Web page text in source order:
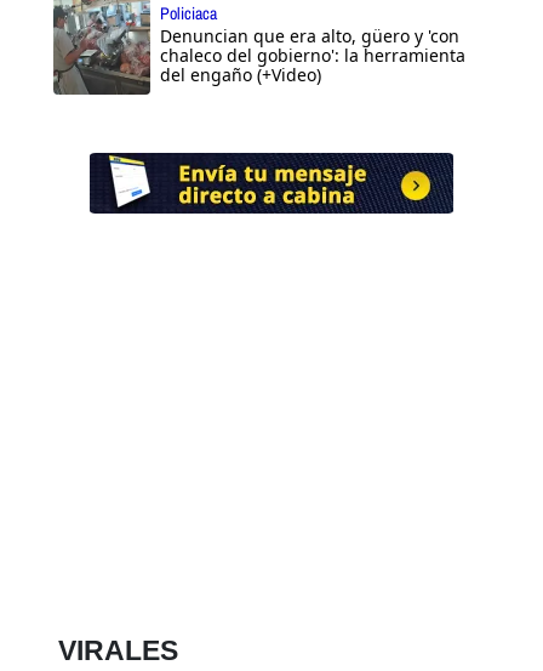
Policiaca
Denuncian que era alto, güero y 'con
chaleco del gobierno': la herramienta
del engaño (+Video)
VIRALES